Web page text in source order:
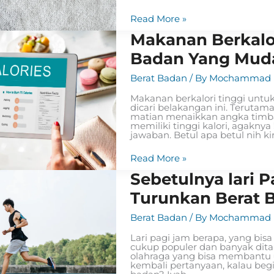
Read More »
Makanan
Badan Yang
Berat Badan / By Mochammad
Makanan berkalori tinggi
dicari belakangan ini.
matian menaikkan angka
memiliki tinggi kalori, agaknya
jawaban. Betul apa betul nih
Makanan
Berkalori
Tinggi
Untuk
Berat
Yang
Mudah
Read More »
Sebetulnya lari
Turunkan Berat
Berat Badan / By Mochammad
Lari pagi jam berapa, yang
cukup populer dan banyak
olahraga yang bisa
kembali pertanyaan, kalau
Sebetulnya
lari
Pagi
Jam
Yang
Turunkan
Berat
Badan?